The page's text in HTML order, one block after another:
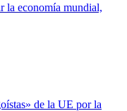
la economía mundial,
de la UE por la